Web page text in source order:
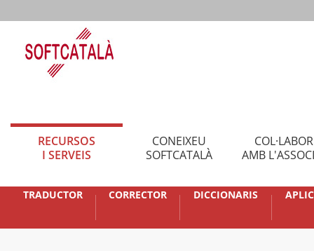
RECURSOS
I SERVEIS
CONEIXEU
SOFTCATALÀ
AMB
TRADUCTOR CORRECTOR DICCIONARIS